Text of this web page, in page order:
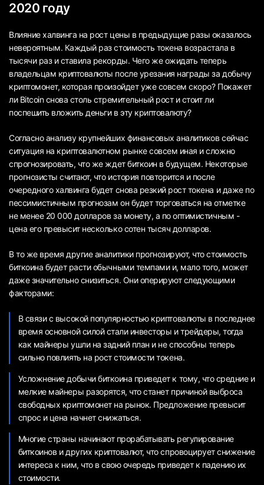
2020 году
Влияние халвинга на рост цены в предыдущие разы оказалось
невероятным. Каждый раз стоимость токена возрастала в
тысячи раз и ставила рекорды. Чего же ожидать теперь
владельцам криптовалюты после урезания награды за добычу
криптомонет, которая произойдет уже совсем скоро? Покажет
ли Bitcoin снова столь стремительный рост и стоит ли
поспешить вложить деньги в эту криптовалюту?
Согласно анализу крупнейших финансовых аналитиков сейчас
ситуация на криптовалютном рынке совсем иная и сложно
спрогнозировать, что же ждет биткоин в будущем. Некоторые
прогнозисты считают, что история повторится и после
очередного халвинга будет снова резкий рост токена и даже по
пессимистичным прогнозам он будет торговаться на отметке
не менее 20 000 долларов за монету, а по оптимистичным -
цена его превысит несколько сотен тысяч долларов.
В то же время другие аналитики прогнозируют, что стоимость
биткоина будет расти обычными темпами и, мало того, может
даже значительно снизиться. Они оперируют следующими
факторами:
В связи с высокой популярностью криптовалюты в последнее
время основной силой стали инвесторы и трейдеры, тогда
как майнеры ушли на задний план и не способны теперь
сильно повлиять на рост стоимости токена.
Усложнение добычи биткоина приведет к тому, что средние и
мелкие майнеры разорятся, что станет причиной выброса
свободных криптомонет на рынок. Предложение превысит
спрос и цена начнет снижаться.
Многие страны начинают прорабатывать регулирование
биткоинов и других криптовалют, что спровоцирует снижение
интереса к ним, что в свою очередь приведет к падению их
стоимости.